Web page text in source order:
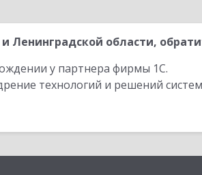
области,
у партнера фирмы 1С.
технологий и решений